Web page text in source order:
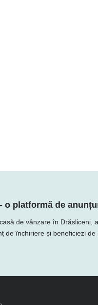
o platformă de
de vânzare în Drăsliceni,
de închiriere și beneficiezi de